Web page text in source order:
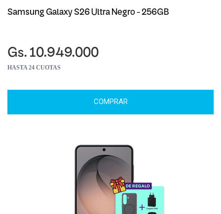
Samsung Galaxy S26 Ultra Negro - 256GB
Gs. 10.949.000
HASTA 24 CUOTAS
COMPRAR